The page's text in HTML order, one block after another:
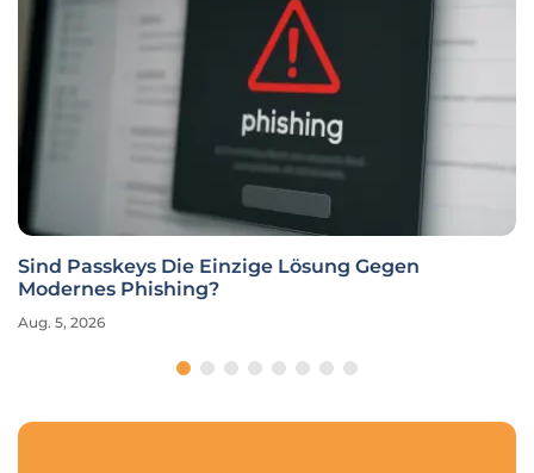
Iran und die USA: Gelingt jetzt der Durchbruch
zum Frieden?
Aug. 5, 2026